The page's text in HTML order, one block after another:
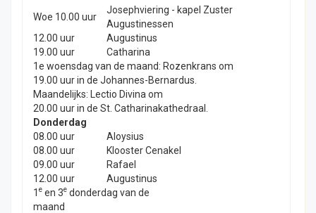
Woe 10.00 uur
Josephviering - kapel Zuster
Augustinessen
12.00 uur
Augustinus
19.00 uur
Catharina
1e woensdag van de maand: Rozenkrans om
19.00 uur in de Johannes-Bernardus.
Maandelijks: Lectio Divina om
20.00 uur in de St. Catharinakathedraal.
Donderdag
08.00 uur
Aloysius
08.00 uur
Klooster Cenakel
09.00 uur
Rafael
12.00 uur
Augustinus
1 e en 3e donderdag van de
maand